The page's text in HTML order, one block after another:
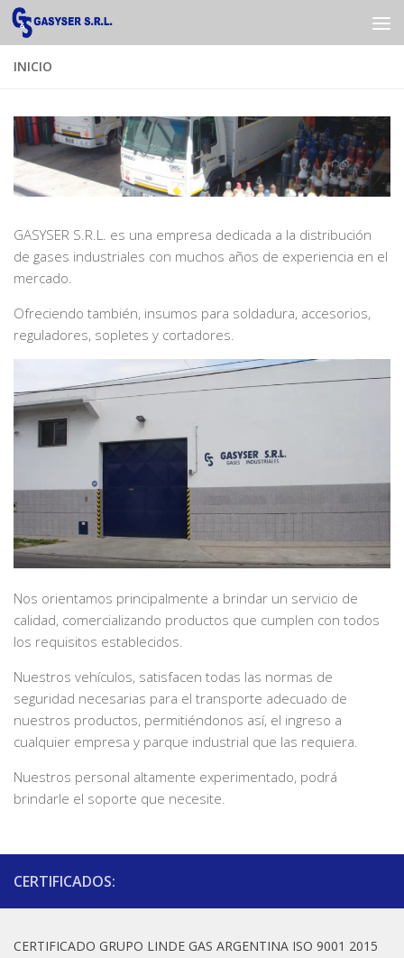
Saltar al contenido
INICIO
GASYSER S.R.L. es una empresa dedicada a la distribución
de gases industriales con muchos años de experiencia en el
mercado.
Ofreciendo también, insumos para soldadura, accesorios,
reguladores, sopletes y cortadores.
Nos orientamos principalmente a brindar un servicio de
calidad, comercializando productos que cumplen con todos
los requisitos establecidos.
Nuestros vehículos, satisfacen todas las normas de
seguridad necesarias para el transporte adecuado de
nuestros productos, permitiéndonos así, el ingreso a
cualquier empresa y parque industrial que las requiera.
Nuestros personal altamente experimentado, podrá
brindarle el soporte que necesite.
CERTIFICADOS:
CERTIFICADO GRUPO LINDE GAS ARGENTINA ISO 9001 2015